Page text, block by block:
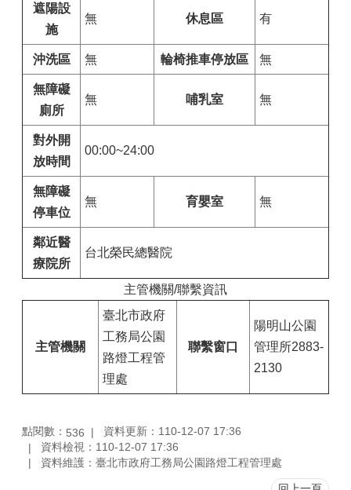
遮陽設
施
無 休息區 有
沖洗區 無 輪椅推車停放區 無
無障礙
廁所
無 哺乳室 無
對外開
放時間
00:00~24:00
無障礙
停車位
無 育嬰室 無
鄰近醫
療院所
台北榮民總醫院
主管機關/聯繫資訊
主管機關
臺北市政府
工務局公園
路燈工程管
理處
聯繫窗口
陽明山公園
管理所2883-
2130
點閱數： 536
資料更新：110-12-07 17:36
資料檢視：110-12-07 17:36
資料維護：臺北市政府工務局公園路燈工程管理處